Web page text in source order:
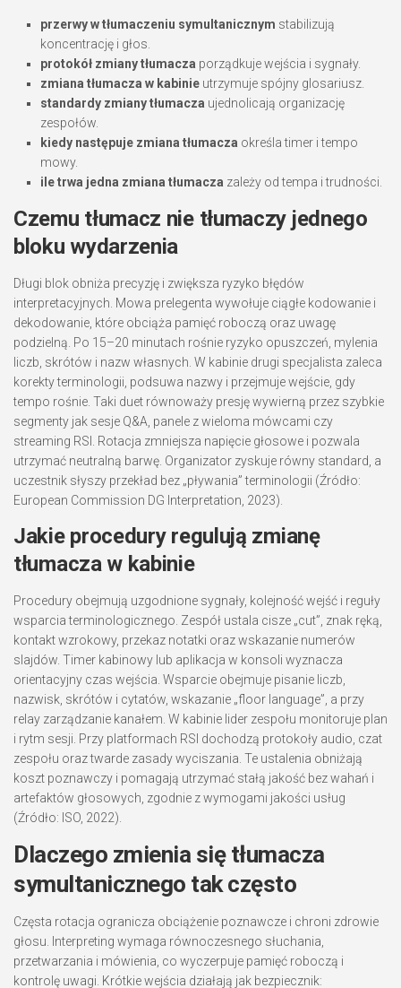
przerwy w tłumaczeniu symultanicznym stabilizują
koncentrację i głos.
protokół zmiany tłumacza porządkuje wejścia i sygnały.
zmiana tłumacza w kabinie utrzymuje spójny glosariusz.
standardy zmiany tłumacza ujednolicają organizację
zespołów.
kiedy następuje zmiana tłumacza określa timer i tempo
mowy.
ile trwa jedna zmiana tłumacza zależy od tempa i trudności.
Czemu tłumacz nie tłumaczy jednego
bloku wydarzenia
Długi blok obniża precyzję i zwiększa ryzyko błędów
interpretacyjnych. Mowa prelegenta wywołuje ciągłe kodowanie i
dekodowanie, które obciąża pamięć roboczą oraz uwagę
podzielną. Po 15–20 minutach rośnie ryzyko opuszczeń, mylenia
liczb, skrótów i nazw własnych. W kabinie drugi specjalista zaleca
korekty terminologii, podsuwa nazwy i przejmuje wejście, gdy
tempo rośnie. Taki duet równoważy presję wywierną przez szybkie
segmenty jak sesje Q&A, panele z wieloma mówcami czy
streaming RSI. Rotacja zmniejsza napięcie głosowe i pozwala
utrzymać neutralną barwę. Organizator zyskuje równy standard, a
uczestnik słyszy przekład bez „pływania” terminologii (Źródło:
European Commission DG Interpretation, 2023).
Jakie procedury regulują zmianę
tłumacza w kabinie
Procedury obejmują uzgodnione sygnały, kolejność wejść i reguły
wsparcia terminologicznego. Zespół ustala cisze „cut”, znak ręką,
kontakt wzrokowy, przekaz notatki oraz wskazanie numerów
slajdów. Timer kabinowy lub aplikacja w konsoli wyznacza
orientacyjny czas wejścia. Wsparcie obejmuje pisanie liczb,
nazwisk, skrótów i cytatów, wskazanie „floor language”, a przy
relay zarządzanie kanałem. W kabinie lider zespołu monitoruje plan
i rytm sesji. Przy platformach RSI dochodzą protokoły audio, czat
zespołu oraz twarde zasady wyciszania. Te ustalenia obniżają
koszt poznawczy i pomagają utrzymać stałą jakość bez wahań i
artefaktów głosowych, zgodnie z wymogami jakości usług
(Źródło: ISO, 2022).
Dlaczego zmienia się tłumacza
symultanicznego tak często
Częsta rotacja ogranicza obciążenie poznawcze i chroni zdrowie
głosu. Interpreting wymaga równoczesnego słuchania,
przetwarzania i mówienia, co wyczerpuje pamięć roboczą i
kontrolę uwagi. Krótkie wejścia działają jak bezpiecznik: